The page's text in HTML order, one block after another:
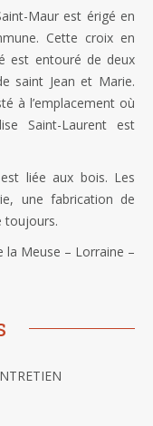
Maur est érigé en
Cette croix en
est entouré de deux
saint Jean et Marie.
à l’emplacement où
Saint-Laurent est
liée aux bois. Les
une fabrication de
toujours.
la Meuse – Lorraine –